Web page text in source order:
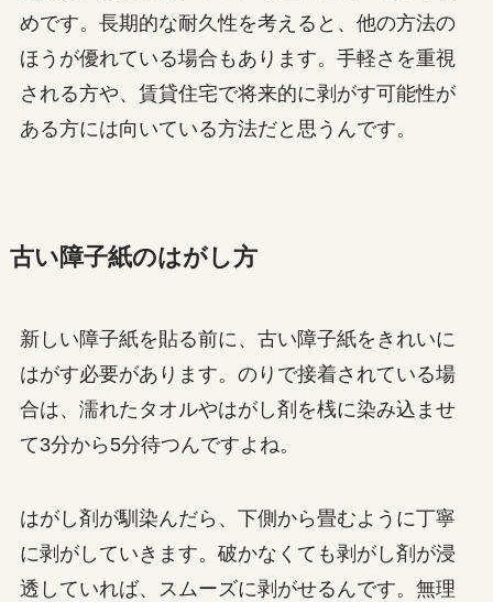
めです。長期的な耐久性を考えると、他の方法の
ほうが優れている場合もあります。手軽さを重視
される方や、賃貸住宅で将来的に剥がす可能性が
ある方には向いている方法だと思うんです。
古い障子紙のはがし方
新しい障子紙を貼る前に、古い障子紙をきれいに
はがす必要があります。のりで接着されている場
合は、濡れたタオルやはがし剤を桟に染み込ませ
て3分から5分待つんですよね。
はがし剤が馴染んだら、下側から畳むように丁寧
に剥がしていきます。破かなくても剥がし剤が浸
透していれば、スムーズに剥がせるんです。無理